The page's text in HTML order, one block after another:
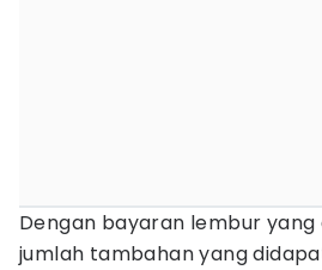
Dengan bayaran lembur yang
jumlah tambahan yang